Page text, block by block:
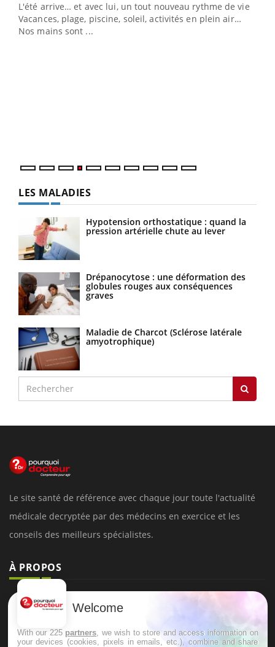
L'été arrive… et avec lui, un tout nouveau rythme de vie !
Vacances, plage, piscine, soleil, activités en plein air…
Nos mains sont ...
LES MALADIES
Hypotension orthostatique : quand la
pression artérielle chute au lever
Drépanocytose : une déformation des
globules rouges aux conséquences
graves
Maladie de Charcot (Sclérose latérale
amyotrophique)
Le site santé de référence avec chaque jour toute l'actualité
médicale decryptée par des médecins en exercice et les
conseils des meilleurs spécialistes.
À PROPOS
Données personnelles et cookies
Conditions d'utilisation
Welcome
With our 225 partners , we wish to store and access information on
your devices (cookies, pixels in emails, etc.), combine and share